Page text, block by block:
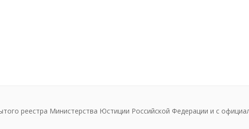
реестра Министерства Юстиции Российской Федерации и с